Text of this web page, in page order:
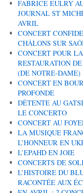
FABRICE EULRY
JOURNAL ST
AVRIL
CONCERT
CHÂLONS SUR
CONCERT POUR LA
RESTAURATION DE
(DE NOTRE-DAME)
CONCERT EN
PROFONDE
DÉTENTE AU
LE CONCERTO
CONCERT AU
LA MUSIQUE
L’HONNEUR EN
L’EPAHD EN JOIE
CONCERTS DE
L’HISTOIRE DU
RACONTÉE AUX